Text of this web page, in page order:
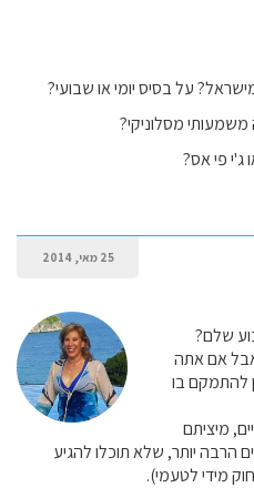
על בסיס יומי או שבועי?
מסלוניקי?
ג'י פי אס?
25 מאי, 2014
שלם?
אבל אם אתה
להתמקם בו
מיציתם
הרבה יותר, שלא תוכלו להגיע
מידי לטעמי).